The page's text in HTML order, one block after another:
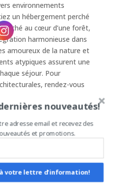
environnements
un hébergement perché
niché au cœur d’une forêt,
harmonieuse dans
amoureux de la nature et
atypiques assurent une
séjour. Pour
rendez-vous
où vous trouverez
d’une belle
très prisés sur AirBnb.
un dôme géodésique,
expérience unique
La structure ronde
optimale et une vue
nouveautés!
adresse email et recevez des
et promotions.
votre lettre d'information!